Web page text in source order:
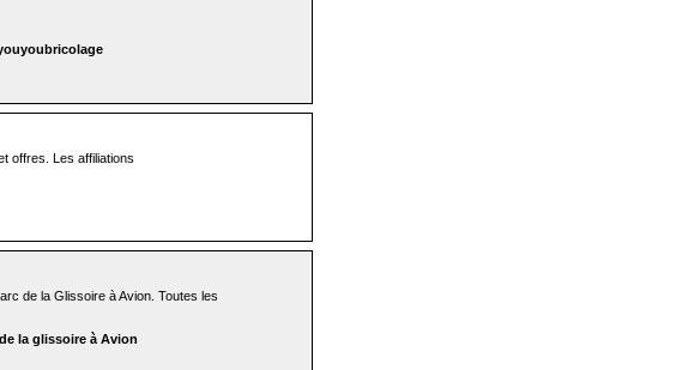
offres. Les affiliations
de la Glissoire à Avion. Toutes les
la glissoire à Avion